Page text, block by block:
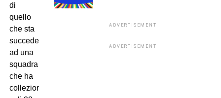
di
quello
che sta
succedendo
ad una
squadra
che ha
collezionato
ADVERTISEMENT
ADVERTISEMENT